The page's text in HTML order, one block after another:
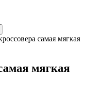
самая мягкая
мягкая